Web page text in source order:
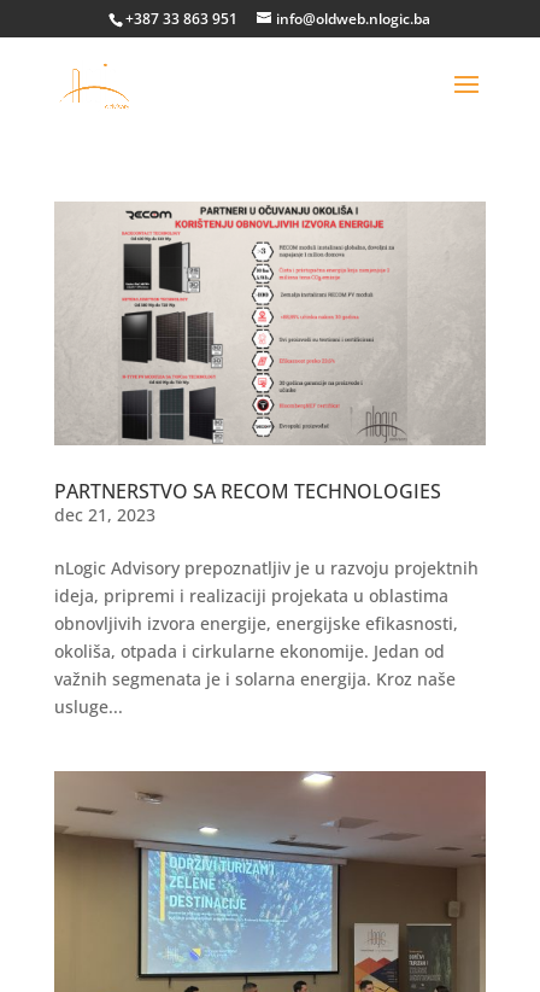
+387 33 863 951 info@oldweb.nlogic.ba
PARTNERSTVO SA RECOM TECHNOLOGIES
dec 21, 2023
nLogic Advisory prepoznatljiv je u razvoju projektnih
ideja, pripremi i realizaciji projekata u oblastima
obnovljivih izvora energije, energijske efikasnosti,
okoliša, otpada i cirkularne ekonomije. Jedan od
važnih segmenata je i solarna energija. Kroz naše
usluge...